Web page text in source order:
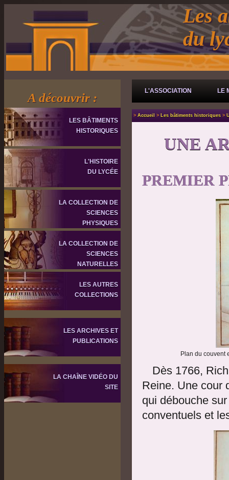
Les
du
A découvrir :
LES BÂTIMENTS
HISTORIQUES
L'HISTOIRE
DU LYCÉE
LA COLLECTION DE
SCIENCES
PHYSIQUES
LA COLLECTION DE
SCIENCES
NATURELLES
LES AUTRES
COLLECTIONS
LES ARCHIVES ET
PUBLICATIONS
LA CHAÎNE VIDÉO DU
SITE
L'ASSOCIATION LE
> Accueil > Les bâtiments historiques >
UNE
PREMIER
Plan du couvent
Dès 1766,
Reine. Une cour
qui débouche
conventuels et